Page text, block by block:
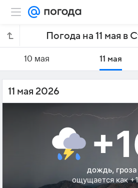
Погода на 11 мая в
10 мая 11 мая
11 мая 2026
дождь, гроза
ощущается как